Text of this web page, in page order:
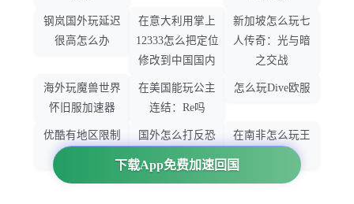
下载App免费加速回国
钢岚国外玩延迟
很高怎么办
在意大利用掌上
12333怎么把定位
修改到中国国内
新加坡怎么玩七
人传奇：光与暗
之交战
海外玩魔兽世界
怀旧服加速器
在美国能玩公主
连结：Re吗
怎么玩Dive欧服
优酷有地区限制
国外怎么打反恐
精英：全球攻势
在南非怎么玩王